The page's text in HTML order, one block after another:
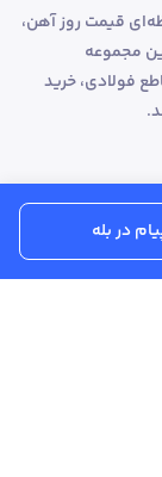
در بله
قیمت روز آهن،
مجموعه
فولادی، خرید